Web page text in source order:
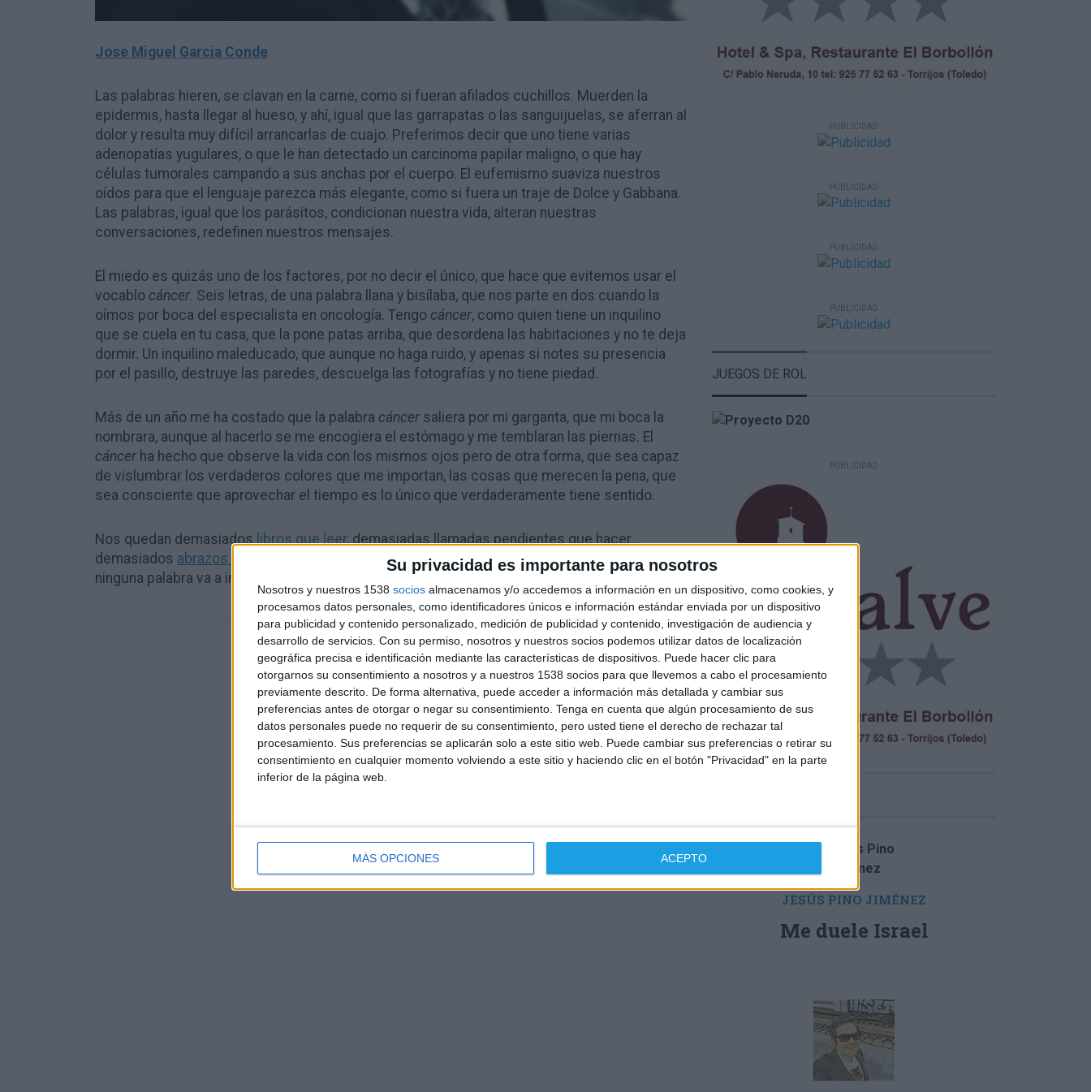
Su privacidad es importante para nosotros
Nosotros y nuestros 1538 socios almacenamos y/o accedemos a información en un dispositivo, como cookies, y
procesamos datos personales, como identificadores únicos e información estándar enviada por un dispositivo
para publicidad y contenido personalizado, medición de publicidad y contenido, investigación de audiencia y
desarrollo de servicios. Con su permiso, nosotros y nuestros socios podemos utilizar datos de localización
geográfica precisa e identificación mediante las características de dispositivos. Puede hacer clic para
otorgarnos su consentimiento a nosotros y a nuestros 1538 socios para que llevemos a cabo el procesamiento
previamente descrito. De forma alternativa, puede acceder a información más detallada y cambiar sus
preferencias antes de otorgar o negar su consentimiento. Tenga en cuenta que algún procesamiento de sus
datos personales puede no requerir de su consentimiento, pero usted tiene el derecho de rechazar tal
procesamiento. Sus preferencias se aplicarán solo a este sitio web. Puede cambiar sus preferencias o retirar su
consentimiento en cualquier momento volviendo a este sitio y haciendo clic en el botón "Privacidad" en la parte
inferior de la página web.
MÁS OPCIONES ACEPTO
Jose Miguel Garcia Conde
Las palabras hieren, se clavan en la carne, como si fueran afilados cuchillos. Muerden la
epidermis, hasta llegar al hueso, y ahí, igual que las garrapatas o las sanguijuelas, se aferran al
dolor y resulta muy difícil arrancarlas de cuajo. Preferimos decir que uno tiene varias
adenopatías yugulares, o que le han detectado un carcinoma papilar maligno, o que hay
células tumorales campando a sus anchas por el cuerpo. El eufemismo suaviza nuestros
oídos para que el lenguaje parezca más elegante, como si fuera un traje de Dolce y Gabbana.
Las palabras, igual que los parásitos, condicionan nuestra vida, alteran nuestras
conversaciones, redefinen nuestros mensajes.
El miedo es quizás uno de los factores, por no decir el único, que hace que evitemos usar el
vocablo cáncer. Seis letras, de una palabra llana y bisílaba, que nos parte en dos cuando la
oímos por boca del especialista en oncología. Tengo cáncer, como quien tiene un inquilino
que se cuela en tu casa, que la pone patas arriba, que desordena las habitaciones y no te deja
dormir. Un inquilino maleducado, que aunque no haga ruido, y apenas si notes su presencia
por el pasillo, destruye las paredes, descuelga las fotografías y no tiene piedad.
Más de un año me ha costado que la palabra cáncer saliera por mi garganta, que mi boca la
nombrara, aunque al hacerlo se me encogiera el estómago y me temblaran las piernas. El
cáncer ha hecho que observe la vida con los mismos ojos pero de otra forma, que sea capaz
de vislumbrar los verdaderos colores que me importan, las cosas que merecen la pena, que
sea consciente que aprovechar el tiempo es lo único que verdaderamente tiene sentido.
Nos quedan demasiados libros que leer, demasiadas llamadas pendientes que hacer,
demasiados abrazos que dar , y sobre todo, nos quedan demasiadossueños por cumpliry
ninguna palabra va a impedir que los cumpla.
JUEGOS DE ROL
JESÚS PINO JIMÉNEZ
Me duele Israel